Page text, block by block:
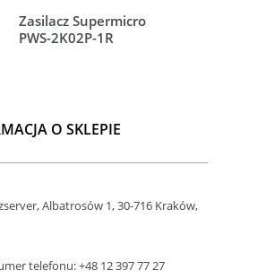
Zasilacz Supermicro
PWS-2K02P-1R
O SKLEPIE
Albatrosów 1, 30-716 Kraków,
telefonu:+48 12 397 77 27